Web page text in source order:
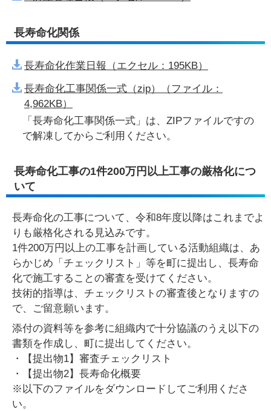
長寿命化関係
長寿命化作業日報（エクセル：195KB）
長寿命化工事関係一式（zip）（ファイル：
4,962KB）
「長寿命化工事関係一式」は、ZIPファイルですの
で解凍してからご利用ください。
長寿命化工事の1件200万円以上工事の厳格化につ
いて
長寿命化の工事について、令和8年度以降はこれまでよ
りも厳格化される見込みです。
1件200万円以上の工事を計画している活動組織は、あ
らかじめ「チェックリスト」等を町に提出し、長寿命
化で施工することの審査を受けてください。
技術的指導は、チェックリストの審査後となりますの
で、ご留意願います。
添付の資料等を参考に組織内で十分協議のうえ以下の
書類を作成し、町に提出してください。
・【提出物1】審査チェックリスト
・【提出物2】長寿命化概要
※以下のファイルをダウンロードしてご利用くださ
い。